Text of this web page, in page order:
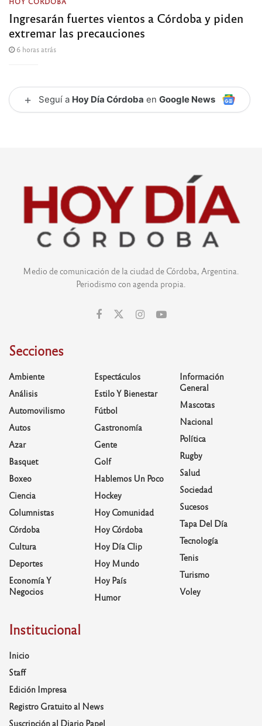
Ingresarán fuertes vientos a Córdoba y piden
extremar las precauciones
6 horas atrás
+ Seguí a Hoy Día Córdoba en Google News
Medio de comunicación de la ciudad de Córdoba, Argentina.
Periodismo con agenda propia.
Secciones
Ambiente
Análisis
Automovilismo
Autos
Azar
Basquet
Boxeo
Ciencia
Columnistas
Córdoba
Cultura
Deportes
Economía Y
Negocios
Espectáculos
Estilo Y Bienestar
Fútbol
Gastronomía
Gente
Golf
Hablemos Un Poco
Hockey
Hoy Comunidad
Hoy Córdoba
Hoy Día Clip
Hoy Mundo
Hoy País
Humor
Información
General
Mascotas
Nacional
Política
Rugby
Salud
Sociedad
Sucesos
Tapa Del Día
Tecnología
Tenis
Turismo
Voley
Institucional
Inicio
Staff
Edición Impresa
Registro Gratuito al News
Suscripción al Diario Papel